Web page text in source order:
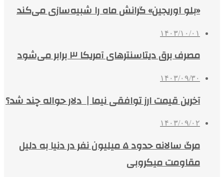
«بلو اوریجین» گرانش ماه را شبیه‌سازی می‌کند
۱۴۰۳/۱۰/۰۱
مصرف برق دیتاسنترهای آمریکا ۳ برابر می‌شود
۱۴۰۳/۰۹/۳۰
آخرین قیمت ارز توافقی نیما | دلار حواله چند شد؟
۱۴۰۳/۰۹/۰۲
مرگ سالانه حدود ۵ میلیون نفر در دنیا به دلیل
مقاومت میکروبی